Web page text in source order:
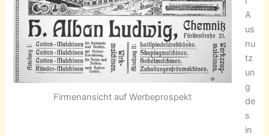
Firmenansicht auf Werbeprospekt
A
us
nu
tz
un
g
de
s
in